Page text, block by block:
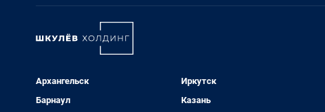
Архангельск
Барнаул
Иркутск
Казань